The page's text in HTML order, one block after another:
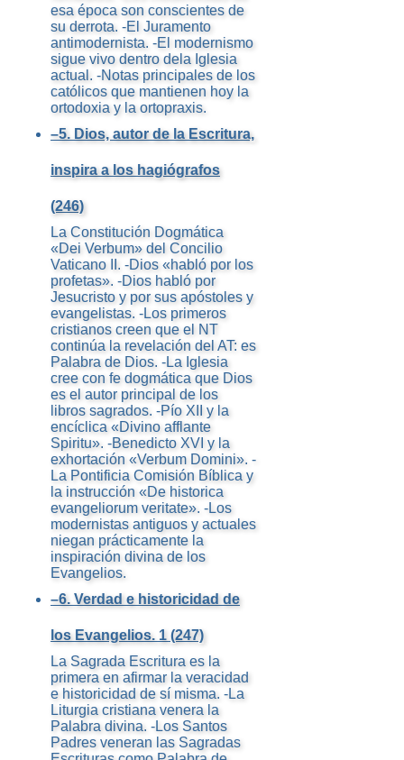
esa época son conscientes de
su derrota. -El Juramento
antimodernista. -El modernismo
sigue vivo dentro dela Iglesia
actual. -Notas principales de los
católicos que mantienen hoy la
ortodoxia y la ortopraxis.
–5. Dios, autor de la Escritura,
inspira a los hagiógrafos
(246)
La Constitución Dogmática
«Dei Verbum» del Concilio
Vaticano II. -Dios «habló por los
profetas». -Dios habló por
Jesucristo y por sus apóstoles y
evangelistas. -Los primeros
cristianos creen que el NT
continúa la revelación del AT: es
Palabra de Dios. -La Iglesia
cree con fe dogmática que Dios
es el autor principal de los
libros sagrados. -Pío XII y la
encíclica «Divino afflante
Spiritu». -Benedicto XVI y la
exhortación «Verbum Domini». -
La Pontificia Comisión Bíblica y
la instrucción «De historica
evangeliorum veritate». -Los
modernistas antiguos y actuales
niegan prácticamente la
inspiración divina de los
Evangelios.
–6. Verdad e historicidad de
los Evangelios. 1 (247)
La Sagrada Escritura es la
primera en afirmar la veracidad
e historicidad de sí misma. -La
Liturgia cristiana venera la
Palabra divina. -Los Santos
Padres veneran las Sagradas